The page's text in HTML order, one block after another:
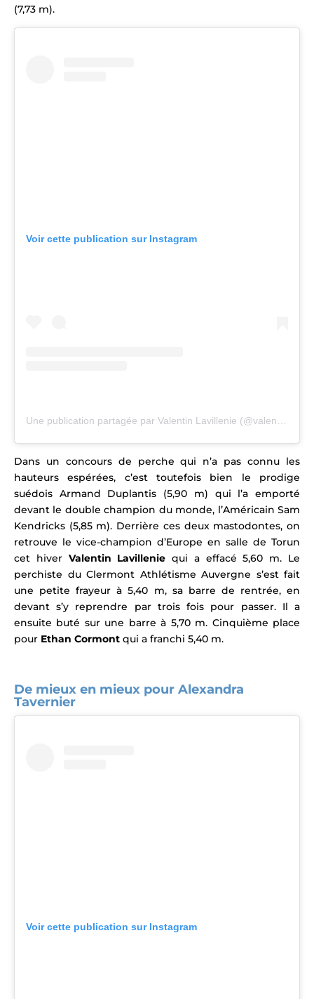
(7,73 m).
Voir cette publication sur Instagram
Dans un concours de perche qui n’a pas connu les
hauteurs espérées, c’est toutefois bien le prodige
suédois Armand Duplantis (5,90 m) qui l’a emporté
devant le double champion du monde, l’Américain Sam
Kendricks (5,85 m). Derrière ces deux mastodontes, on
retrouve le vice-champion d’Europe en salle de Torun
cet hiver Valentin Lavillenie qui a effacé 5,60 m. Le
perchiste du Clermont Athlétisme Auvergne s’est fait
une petite frayeur à 5,40 m, sa barre de rentrée, en
devant s’y reprendre par trois fois pour passer. Il a
ensuite buté sur une barre à 5,70 m. Cinquième place
pour Ethan Cormont qui a franchi 5,40 m.
De mieux en mieux pour Alexandra
Tavernier
Voir cette publication sur Instagram